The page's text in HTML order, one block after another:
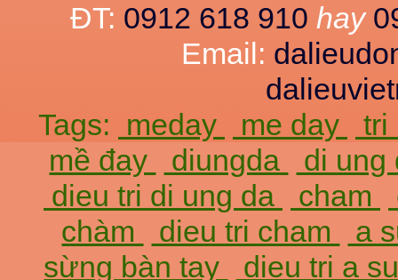
ĐT: 0912 618 910 hay
Email:
Tags: meday me day
tri
mề đay
diungda
di
dieu tri di ung da
cham
chàm
dieu tri cham
a
sừng bàn tay
dieu tri a